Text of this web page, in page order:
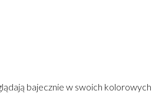
bajecznie w swoich kolorowych